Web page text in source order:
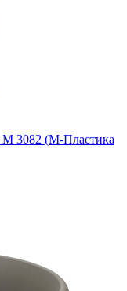
3082 (М-Пластика